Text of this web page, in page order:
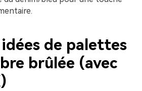
de palettes
brûlée (avec